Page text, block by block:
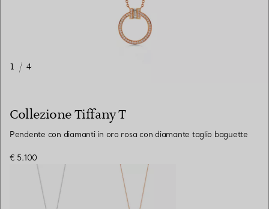
1 / 4
Collezione Tiffany T
Pendente con diamanti in oro rosa con diamante taglio baguette
€ 5.100